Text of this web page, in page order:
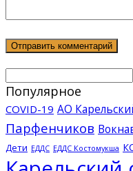
Популярное
COVID-19 АО
Парфенчиков
Дети ЕДДС ЕДДС Костомукша